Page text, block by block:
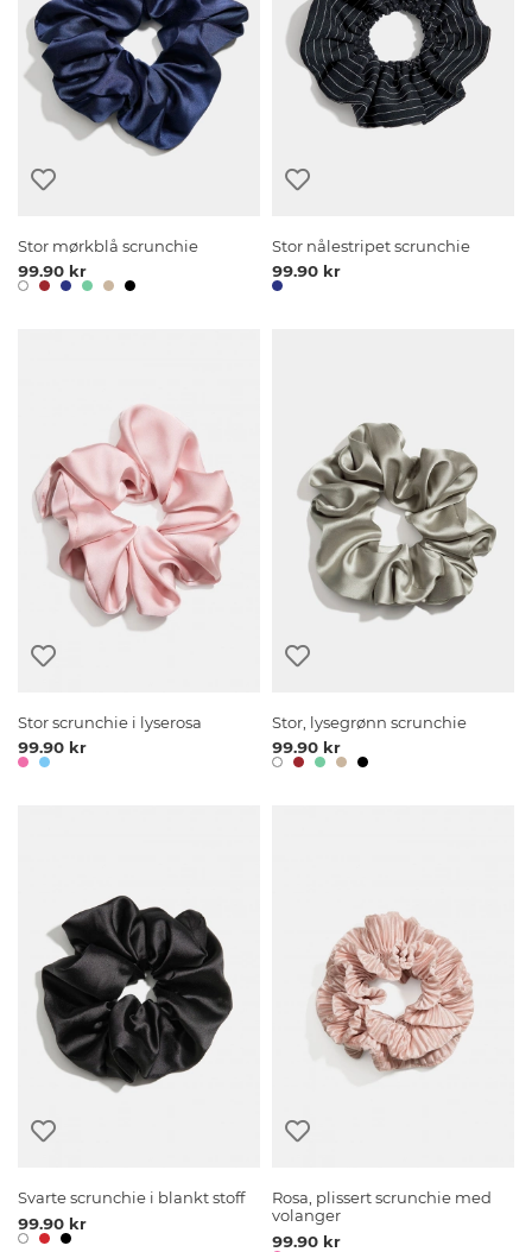
Stor mørkblå scrunchie
99.90 kr
Stor nålestripet scrunchie
99.90 kr
Stor scrunchie i lyserosa
99.90 kr
Stor, lysegrønn scrunchie
99.90 kr
Svarte scrunchie i blankt stoff
99.90 kr
Rosa, plissert scrunchie med
volanger
99.90 kr